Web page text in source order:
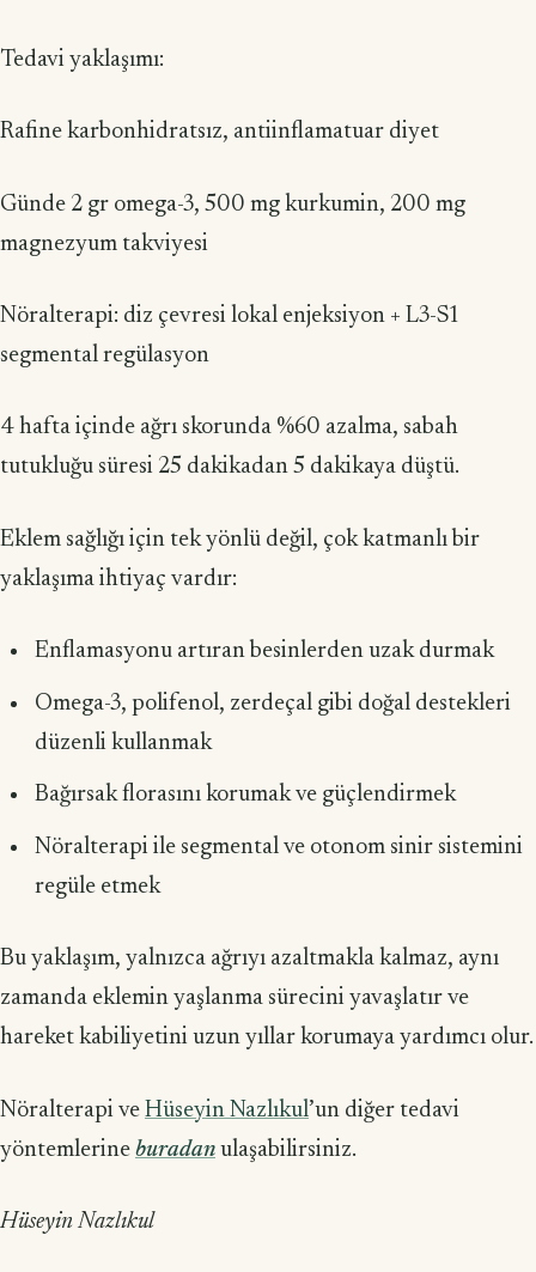
Tedavi yaklaşımı:
Rafine karbonhidratsız, antiinflamatuar diyet
Günde 2 gr omega-3, 500 mg kurkumin, 200 mg
magnezyum takviyesi
Nöralterapi: diz çevresi lokal enjeksiyon + L3-S1
segmental regülasyon
4 hafta içinde ağrı skorunda %60 azalma, sabah
tutukluğu süresi 25 dakikadan 5 dakikaya düştü.
Eklem sağlığı için tek yönlü değil, çok katmanlı bir
yaklaşıma ihtiyaç vardır:
Enflamasyonu artıran besinlerden uzak durmak
Omega-3, polifenol, zerdeçal gibi doğal destekleri
düzenli kullanmak
Bağırsak florasını korumak ve güçlendirmek
Nöralterapi ile segmental ve otonom sinir sistemini
regüle etmek
Bu yaklaşım, yalnızca ağrıyı azaltmakla kalmaz, aynı
zamanda eklemin yaşlanma sürecini yavaşlatır ve
hareket kabiliyetini uzun yıllar korumaya yardımcı olur.
Nöralterapi ve Hüseyin Nazlıkul’un diğer tedavi
yöntemlerine buradan ulaşabilirsiniz.
Hüseyin Nazlıkul